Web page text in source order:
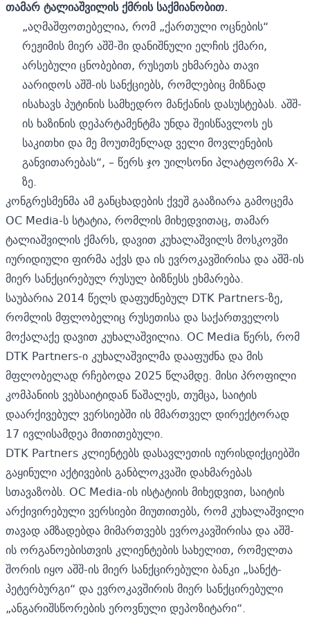
თამარ ტალიაშვილის ქმრის საქმიანობით.
„აღმაშფოთებელია, რომ „ქართული ოცნების“
რეჟიმის მიერ აშშ-ში დანიშნული ელჩის ქმარი,
არსებული ცნობებით, რუსეთს ეხმარება თავი
აარიდოს აშშ-ის სანქციებს, რომლებიც მიზნად
ისახავს პუტინის სამხედრო მანქანის დასუსტებას. აშშ-
ის ხაზინის დეპარტამენტმა უნდა შეისწავლოს ეს
საკითხი და მე მოუთმენლად ველი მოვლენების
განვითარებას“, – წერს ჯო უილსონი პლატფორმა X-
ზე.
კონგრესმენმა ამ განცხადების ქვეშ გააზიარა გამოცემა
OC Media-ს სტატია, რომლის მიხედვითაც, თამარ
ტალიაშვილის ქმარს, დავით კუხალაშვილს მოსკოვში
იურიდიული ფირმა აქვს და ის ევროკავშირისა და აშშ-ის
მიერ სანქცირებულ რუსულ ბიზნესს ეხმარება.
საუბარია 2014 წელს დაფუძნებულ DTK Partners-ზე,
რომლის მფლობელიც რუსეთისა და საქართველოს
მოქალაქე დავით კუხალაშვილია. OC Media წერს, რომ
DTK Partners-ი კუხალაშვილმა დააფუძნა და მის
მფლობელად რჩებოდა 2025 წლამდე. მისი პროფილი
კომპანიის ვებსაიტიდან წაშალეს, თუმცა, საიტის
დაარქივებულ ვერსიებში ის მმართველ დირექტორად
17 ივლისამდეა მითითებული.
DTK Partners კლიენტებს დასავლეთის იურისდიქციებში
გაყინული აქტივების განბლოკვაში დახმარებას
სთავაზობს. OC Media-ის ისტატიის მიხედვით, საიტის
არქივირებული ვერსიები მიუთითებს, რომ კუხალაშვილი
თავად ამზადებდა მიმართვებს ევროკავშირისა და აშშ-
ის ორგანოებისთვის კლიენტების სახელით, რომელთა
შორის იყო აშშ-ის მიერ სანქცირებული ბანკი „სანქტ-
პეტერბურგი“ და ევროკავშირის მიერ სანქცირებული
„ანგარიშსწორების ეროვნული დეპოზიტარი“.